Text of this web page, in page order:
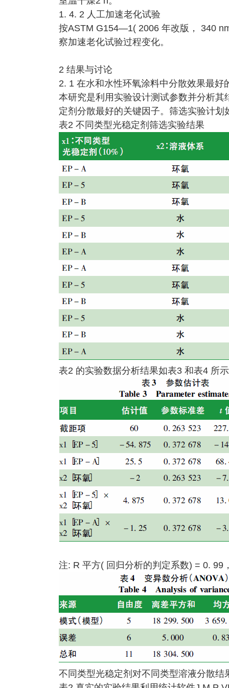
1. 4. 2 人工加速老化试验
按ASTM G154—1( 2006 年改版， 340
察加速老化试验过程变化。
2 结果与讨论
2. 1 在水和水性环氧涂料中分散效果最好
本研究是利用实验设计测试参数并分析其
定剂分散最好的关键因子。筛选实验计划
表2 不同类型光稳定剂筛选实验结果
表2 的实验数据分析结果如表3 和表4 所
注: R 平方( 回归分析的判定系数) = 0. 99
不同类型光稳定剂对不同类型溶液分散